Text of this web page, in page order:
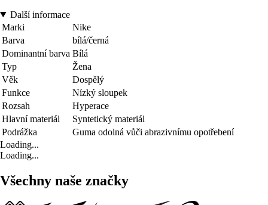
Další informace
Marki
Nike
Barva
bílá/černá
Dominantní barva Bílá
Typ
Žena
Věk
Dospělý
Funkce
Nízký sloupek
Rozsah
Hyperace
Hlavní materiál
Syntetický materiál
Podrážka
Guma odolná vůči abrazivnímu opotřebení
Loading...
Loading...
Všechny naše značky